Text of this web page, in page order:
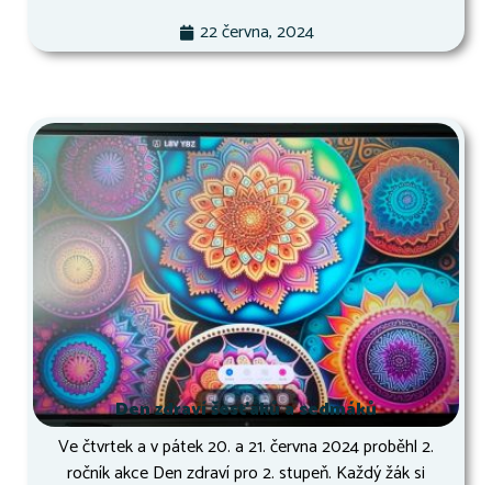
22 června, 2024
Den zdraví šesťáků a sedmáků
Ve čtvrtek a v pátek 20. a 21. června 2024 proběhl 2.
ročník akce Den zdraví pro 2. stupeň. Každý žák si